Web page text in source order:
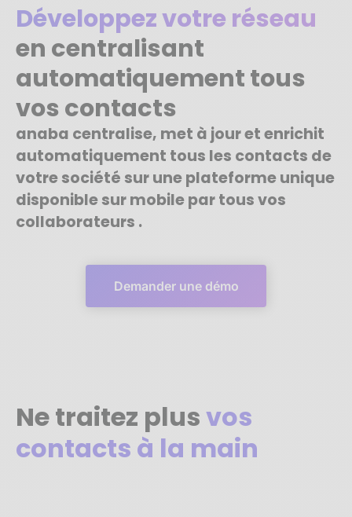
Développez votre réseau
en centralisant
automatiquement tous
vos contacts
anaba centralise, met à jour et enrichit
automatiquement tous les contacts de
votre société sur une plateforme unique
disponible sur mobile par tous vos
collaborateurs .
Demander une démo
Ne traitez plusvos
contacts à la main